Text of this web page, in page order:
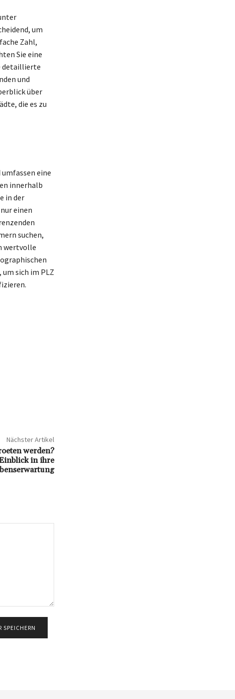
um
Zahl,
Sie eine
detaillierte
und
über
die es zu
eine
innerhalb
in der
einen
suchen,
wertvolle
sich im PLZ
Nächster Artikel
werden?
in ihre